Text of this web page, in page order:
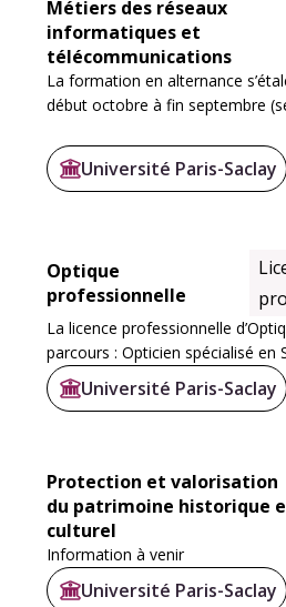
Métiers des réseaux
informatiques et
télécommunications
La formation en alternance
début octobre à fin septembre
Université Paris-Saclay
Optique
professionnelle
La licence professionnelle
parcours : Opticien spécialisé en
Opticien Manager. Ces deux
tronc commun d’environ 50% du
Université Paris-Saclay
Protection et valorisation
du patrimoine historique
culturel
Information à venir
Université Paris-Saclay